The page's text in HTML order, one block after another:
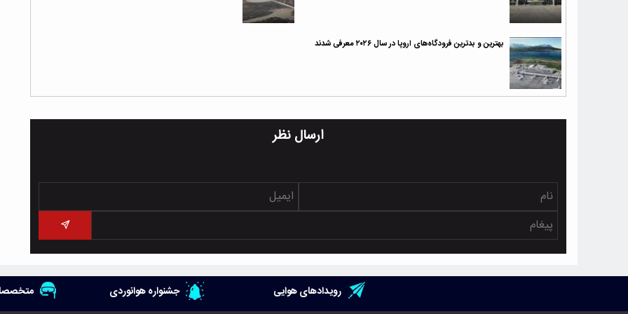
بهترین و بدترین فرودگاه‌های اروپا در سال ۲۰۲۶ معرفی شدند
ارسال نظر
رویدادهای هوایی جشنواره هوانوردی